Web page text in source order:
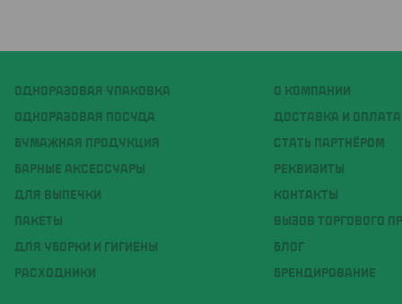
ОДНОРАЗОВАЯ УПАКОВКА
ОДНОРАЗОВАЯ ПОСУДА
БУМАЖНАЯ ПРОДУКЦИЯ
БАРНЫЕ АКСЕССУАРЫ
ДЛЯ ВЫПЕЧКИ
ПАКЕТЫ
ДЛЯ УБОРКИ И ГИГИЕНЫ
РАСХОДНИКИ
О КОМПАНИИ
ДОСТАВКА И ОПЛАТА
СТАТЬ ПАРТНЁРОМ
РЕКВИЗИТЫ
КОНТАКТЫ
ВЫЗОВ ТОРГОВОГО
БЛОГ
БРЕНДИРОВАНИЕ